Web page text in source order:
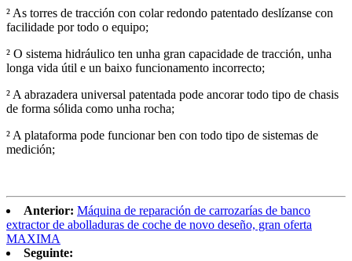
² As torres de tracción con colar redondo patentado deslízanse con
facilidade por todo o equipo;
² O sistema hidráulico ten unha gran capacidade de tracción, unha
longa vida útil e un baixo funcionamento incorrecto;
² A abrazadera universal patentada pode ancorar todo tipo de chasis
de forma sólida como unha rocha;
² A plataforma pode funcionar ben con todo tipo de sistemas de
medición;
Anterior: Máquina de reparación de carrozarías de banco
extractor de abolladuras de coche de novo deseño, gran oferta
MAXIMA
Seguinte: